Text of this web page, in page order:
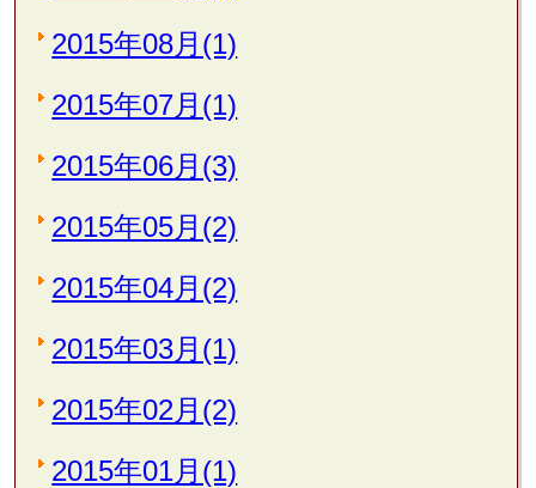
2015年08月(1)
2015年07月(1)
2015年06月(3)
2015年05月(2)
2015年04月(2)
2015年03月(1)
2015年02月(2)
2015年01月(1)